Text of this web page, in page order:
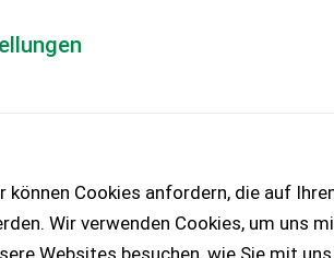
können Cookies anfordern, die auf
Wir verwenden Cookies, um uns